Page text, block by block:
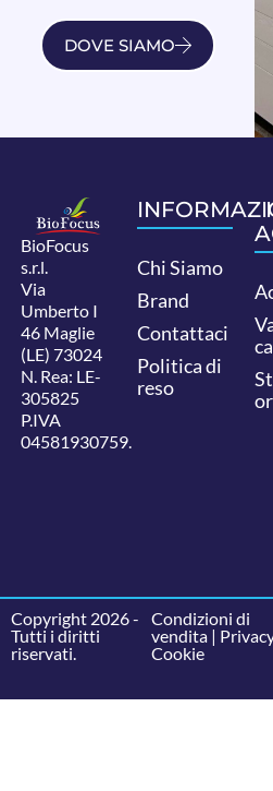
DOVE SIAMO
BioFocus
s.r.l.
Via
Umberto I
46 Maglie
(LE) 73024
N. Rea: LE-
305825
P.IVA
04581930759.
Chi Siamo
Brand
Contattaci
Politica di
reso
Copyright 2026 -
Tutti i diritti
riservati.
Condizioni di
vendita|
Cookie